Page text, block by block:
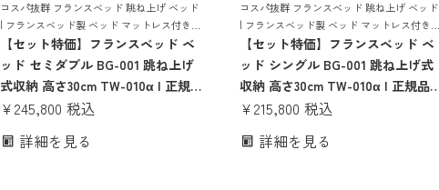
コスパ抜群 フランスベッド 跳ね上げ ベッド
| フランスベッド製 ベッド マットレス付き
マットレスセット ベッドセット マットレス
付き コンセント おしゃれ 収納
【セット特価】フランスベッド ベ
ッド セミダブル BG-001 跳ね上げ
式収納 高さ30cm TW-010α | 正規品
フランスベッド製 セミダブルベッ
ト ベッドセット コンセント付き お
¥245,800 税込
詳細を見る
コスパ抜群 フランスベッド 跳ね上げ ベッド
| フランスベッド製 ベッド マットレス付き
マットレスセット ベッドセット マットレス
付き コンセント おしゃれ 収納
【セット特価】フランスベッド ベ
ッド シングル BG-001 跳ね上げ式
収納 高さ30cm TW-010α | 正規品
フランスベッド製 シングルベッド
ベッドセット コンセント付き おし
¥215,800 税込
詳細を見る